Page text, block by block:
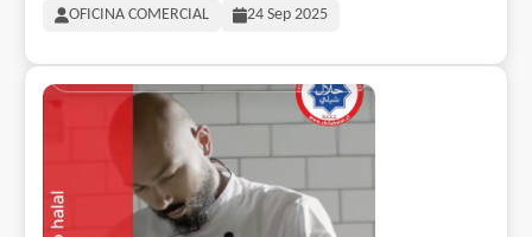
OFICINA COMERCIAL 24 Sep 2025